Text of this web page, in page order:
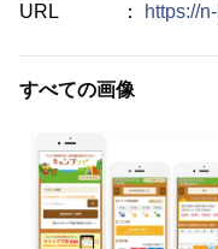
URL ：
https://
すべての画像